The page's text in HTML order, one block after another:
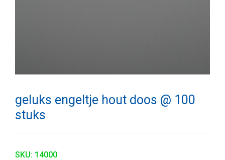
geluks engeltje hout doos @ 100
stuks
SKU: 14000